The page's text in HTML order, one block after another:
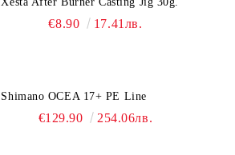
€8.90 17.41лв.
Shimano OCEA 17+ PE Line
€129.90 254.06лв.